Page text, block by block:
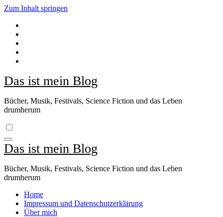
Zum Inhalt springen
Das ist mein Blog
Bücher, Musik, Festivals, Science Fiction und das Leben
drumherum
Das ist mein Blog
Bücher, Musik, Festivals, Science Fiction und das Leben
drumherum
Home
Impressum und Datenschutzerklärung
Über mich